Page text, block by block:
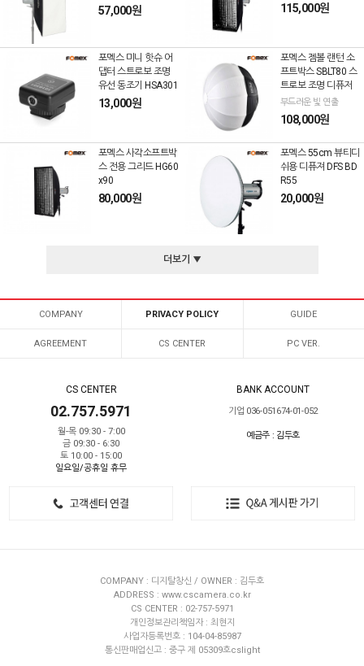
57,000원 115,000원
포멕스 미니 핫슈 어
댑터 스트로보 조명
유선 동조기 HSA301
13,000원
포멕스 젬볼 랜턴 소
프트박스 SBLT80 스
트로보 조명 디퓨저
부드러운 빛 연출
108,000원
포멕스 사각소프트박
스 전용 그리드 HG60
x90
80,000원
포멕스 55cm 뷰티디
쉬용 디퓨져 DFS BD
R55
20,000원
더보기 ▼
COMPANY PRIVACY POLICY GUIDE
AGREEMENT CS CENTER PC VER.
CS CENTER
02.757.5971
월-목 09:30 - 7:00
금 09:30 - 6:30
토 10:00 - 15:00
일요일/공휴일 휴무
BANK ACCOUNT
기업 036-051674-01-052
예금주 : 김두호
COMPANY : 디지탈창신 / OWNER : 김두호
ADDRESS : www.cscamera.co.kr
CS CENTER : 02-757-5971
개인정보관리책임자 : 최현지
사업자등록번호 : 104-04-85987
통신판매업신고 : 중구 제 05309호cslight